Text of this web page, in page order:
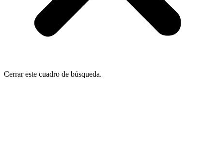
Cerrar este cuadro de búsqueda.